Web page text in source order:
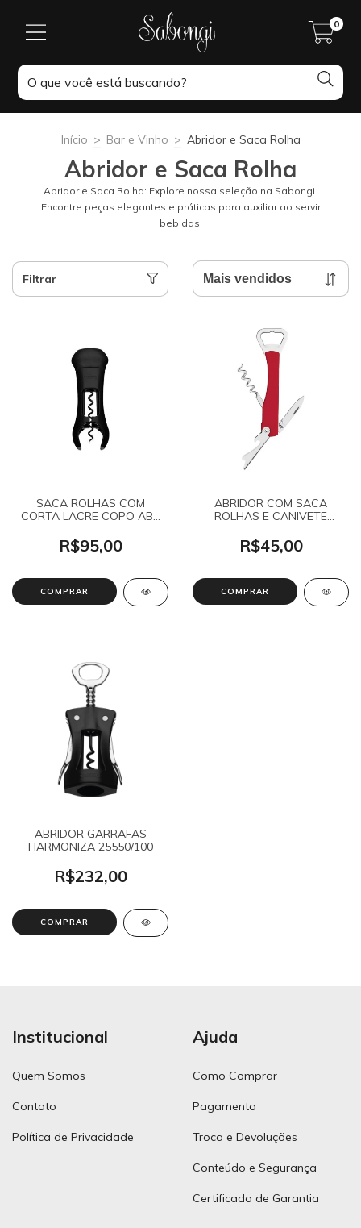
0
Início > Bar e Vinho > Abridor e Saca Rolha
Abridor e Saca Rolha
Abridor e Saca Rolha: Explore nossa seleção na Sabongi.
Encontre peças elegantes e práticas para auxiliar ao servir
bebidas.
Filtrar
SACA ROLHAS COM
CORTA LACRE COPO ABS
R$95,00
ABRIDOR COM SACA
ROLHAS E CANIVETE
26330/170
R$45,00
ABRIDOR GARRAFAS
HARMONIZA 25550/100
R$232,00
Institucional
Quem Somos
Contato
Política de Privacidade
Ajuda
Como Comprar
Pagamento
Troca e Devoluções
Conteúdo e Segurança
Certificado de Garantia